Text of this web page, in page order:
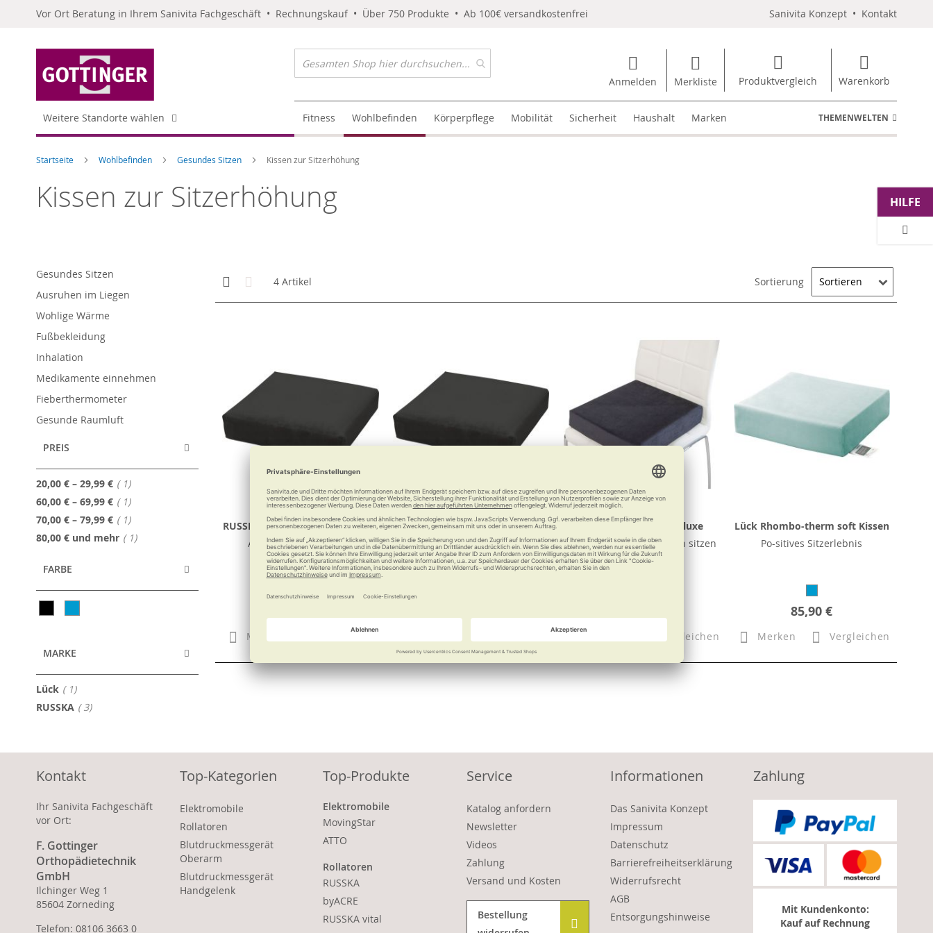
Vor Ort Beratung in Ihrem Sanivita Fachgeschäft • Rechnungskauf • Über 750 Produkte • Ab 100€ versandkostenfrei Sanivita Konzept • Kontakt
Anmelden Merkliste Produktvergleich Warenkorb
Weitere Standorte wählen Fitness Wohlbefinden Körperpflege Mobilität Sicherheit Haushalt Marken THEMENWELTEN
Startseite Wohlbefinden Gesundes Sitzen Kissen zur Sitzerhöhung
Kissen zur Sitzerhöhung
Anzeigen
als
Kachelansicht
4 Artikel Sortierung
RUSSKA Kissen zur Sitzerhöhung
Auf komfortabler Höhe
Merken Vergleichen
Bezug zu Kissen zur
Sitzerhöhung
RUSSKA Sitzkissen Deluxe
Stabil und zugleich weich sitzen
Vergleichen
Lück Rhombo-therm soft Kissen
Po-sitives Sitzerlebnis
85,90 €
Merken Vergleichen
Gesundes Sitzen
Ausruhen im Liegen
Wohlige Wärme
Fußbekleidung
Inhalation
Medikamente einnehmen
Fieberthermometer
Gesunde Raumluft
PREIS
20,00 € – 29,99 € 1Artikel
60,00 € – 69,99 € 1Artikel
70,00 € – 79,99 € 1Artikel
80,00 € und mehr 1Artikel
FARBE
MARKE
Lück 1Artikel
RUSSKA 3Artikel
HILFE
Kontakt
Ihr Sanivita Fachgeschäft
vor Ort:
F. Gottinger
Orthopädietechnik
GmbH
Ilchinger Weg 1
85604 Zorneding
Telefon: 08106 3663 0
Top-Kategorien
Elektromobile
Rollatoren
Blutdruckmessgerät
Oberarm
Blutdruckmessgerät
Handgelenk
Top-Produkte
Elektromobile
MovingStar
ATTO
Rollatoren
RUSSKA
byACRE
RUSSKA vital
Service
Katalog anfordern
Newsletter
Videos
Zahlung
Versand und Kosten
Bestellung
Informationen
Das Sanivita Konzept
Impressum
Datenschutz
Barrierefreiheitserklärung
Widerrufsrecht
AGB
Entsorgungshinweise
Zahlung
Mit Kundenkonto:
Kauf auf Rechnung